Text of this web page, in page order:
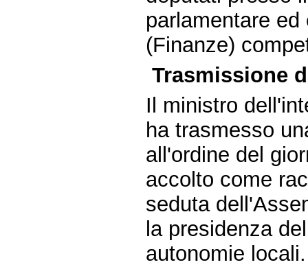
parlamentare
(Finanze)
Trasmissione
Il ministro
ha trasmesso
all'ordine del
accolto come
seduta
la presidenza
autonomie locali.